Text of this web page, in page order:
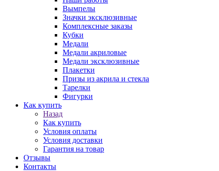
Вымпелы
Значки эксклюзивные
Комплексные заказы
Кубки
Медали
Медали акриловые
Медали эксклюзивные
Плакетки
Призы из акрила и стекла
Тарелки
Фигурки
Как купить
Назад
Как купить
Условия оплаты
Условия доставки
Гарантия на товар
Отзывы
Контакты